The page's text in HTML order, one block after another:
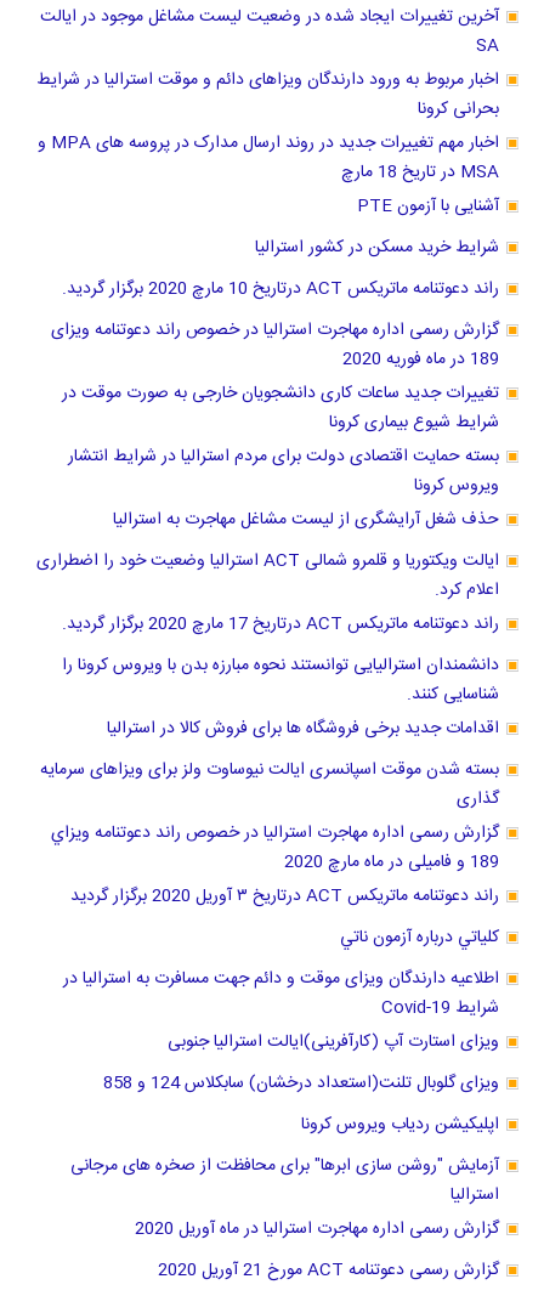
آخرین تغییرات ایجاد شده در وضعیت لیست مشاغل موجود در ایالت
SA
اخبار مربوط به ورود دارندگان ویزاهای دائم و موقت استرالیا در شرایط
بحرانی کرونا
اخبار مهم تغییرات جدید در روند ارسال مدارک در پروسه های MPA و
MSA در تاریخ 18 مارچ
آشنایی با آزمون PTE
شرایط خرید مسکن در کشور استرالیا
راند دعوتنامه ماتریکس ACT درتاریخ 10 مارچ 2020 برگزار گردید.
گزارش رسمی اداره مهاجرت استرالیا در خصوص راند دعوتنامه ویزای
189 در ماه فوریه 2020
تغییرات جدید ساعات کاری دانشجویان خارجی به صورت موقت در
شرایط شیوع بیماری کرونا
بسته حمایت اقتصادی دولت برای مردم استرالیا در شرایط انتشار
ویروس کرونا
حذف شغل آرایشگری از لیست مشاغل مهاجرت به استرالیا
ایالت ویکتوریا و قلمرو شمالی ACT استرالیا وضعیت خود را اضطراری
اعلام کرد.
راند دعوتنامه ماتریکس ACT درتاریخ 17 مارچ 2020 برگزار گردید.
دانشمندان استرالیایی توانستند نحوه مبارزه بدن با ویروس کرونا را
شناسایی کنند.
اقدامات جدید برخی فروشگاه ها برای فروش کالا در استرالیا
بسته شدن موقت اسپانسری ایالت نیوساوت ولز برای ویزاهای سرمایه
گذاری
گزارش رسمی اداره مهاجرت استرالیا در خصوص راند دعوتنامه ويزاي
189 و فامیلی در ماه مارچ 2020
راند دعوتنامه ماتریکس ACT درتاریخ ٣ آوریل 2020 برگزار گرديد
كلياتي درباره آزمون ناتي
اطلاعیه دارندگان ویزای موقت و دائم جهت مسافرت به استرالیا در
شرایط Covid-19
ویزای استارت آپ (کارآفرینی)ایالت استرالیا جنوبی
ویزای گلوبال تلنت(استعداد درخشان) سابکلاس 124 و 858
اپلیکیشن ردیاب ویروس کرونا
آزمایش "روشن سازی ابرها" برای محافظت از صخره های مرجانی
استرالیا
گزارش رسمی اداره مهاجرت استرالیا در ماه آوریل 2020
گزارش رسمی دعوتنامه ACT مورخ 21 آوریل 2020